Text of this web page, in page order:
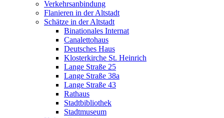
Verkehrsanbindung
Flanieren in der Altstadt
Schätze in der Altstadt
Binationales Internat
Canalettohaus
Deutsches Haus
Klosterkirche St. Heinrich
Lange Straße 25
Lange Straße 38a
Lange Straße 43
Rathaus
Stadtbibliothek
Stadtmuseum